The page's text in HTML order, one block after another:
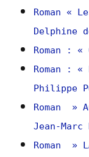
Roman «
Delphine
Roman :
Roman :
Philippe
Roman »
Jean-Marc
Roman »